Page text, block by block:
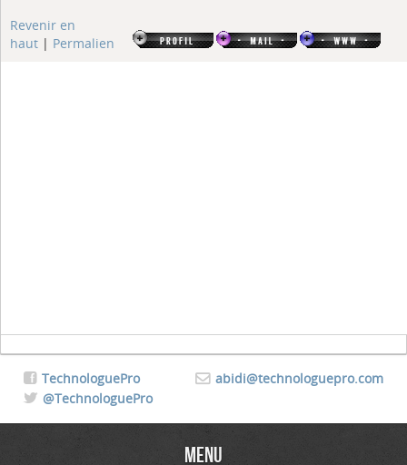
Revenir en
haut | Permalien
abidi@technologuepro.com
TechnologuePro
@TechnologuePro
Menu